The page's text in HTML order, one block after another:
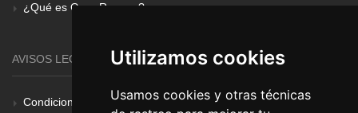
Utilizamos cookies
Usamos cookies y otras técnicas
¿Qué es Gear Renove?
AVISOS LEGALES
Condiciones Generales